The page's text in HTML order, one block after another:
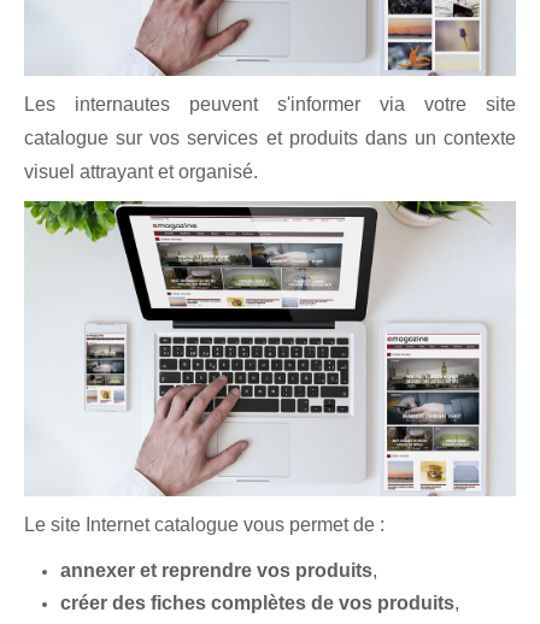
Les internautes peuvent s'informer via votre site
catalogue sur vos services et produits dans un contexte
visuel attrayant et organisé.
Le site Internet catalogue vous permet de :
annexer et reprendre vos produits,
créer des fiches complètes de vos produits,